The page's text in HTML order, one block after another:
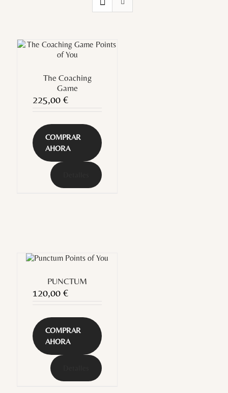
The Coaching
Game
225,00 €
COMPRAR
AHORA
PUNCTUM
120,00 €
COMPRAR
AHORA